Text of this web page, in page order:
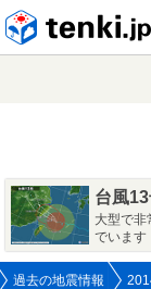
台風
大型で非
でいます
過去の地震情報